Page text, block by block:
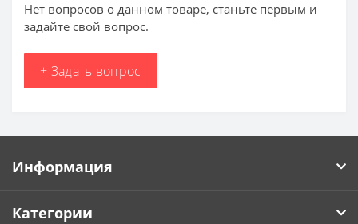
Нет вопросов о данном товаре, станьте первым и
задайте свой вопрос.
+ Задать вопрос
Информация
Категории